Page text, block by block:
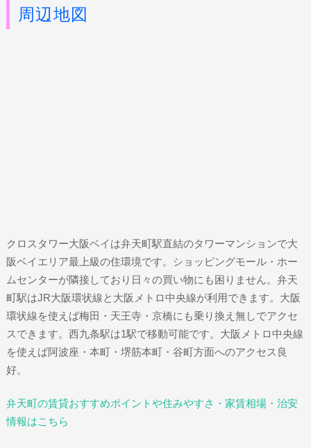
周辺地図
クロスタワー大阪ベイは弁天町駅直結のタワーマンションで大
阪ベイエリア最上級の住環境です。ショッピングモール・ホー
ムセンターが隣接しており日々の買い物にも困りません。弁天
町駅はJR大阪環状線と大阪メトロ中央線が利用できます。大阪
環状線を使えば梅田・天王寺・京橋にも乗り換え無しでアクセ
スできます。西九条駅は1駅で移動可能です。大阪メトロ中央線
を使えば阿波座・本町・堺筋本町・谷町方面へのアクセス良
好。
弁天町の賃貸おすすめポイントや住みやすさ・家賃相場・治安
情報はこちら